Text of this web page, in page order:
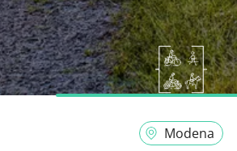
Modena